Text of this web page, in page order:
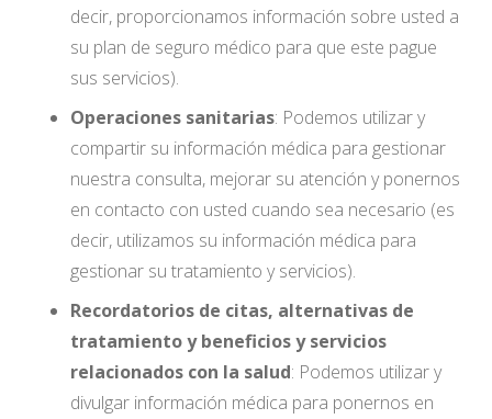
decir, proporcionamos información sobre usted a
su plan de seguro médico para que este pague
sus servicios).
Operaciones sanitarias: Podemos utilizar y
compartir su información médica para gestionar
nuestra consulta, mejorar su atención y ponernos
en contacto con usted cuando sea necesario (es
decir, utilizamos su información médica para
gestionar su tratamiento y servicios).
Recordatorios de citas, alternativas de
tratamiento y beneficios y servicios
relacionados con la salud: Podemos utilizar y
divulgar información médica para ponernos en